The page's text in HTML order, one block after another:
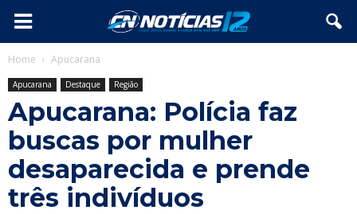
Home Apucarana
Apucarana Destaque Região
Apucarana: Polícia faz
buscas por mulher
desaparecida e prende
três indivíduos